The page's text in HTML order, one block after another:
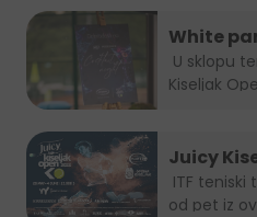
White
Kiseljak
Juicy
od pet iz